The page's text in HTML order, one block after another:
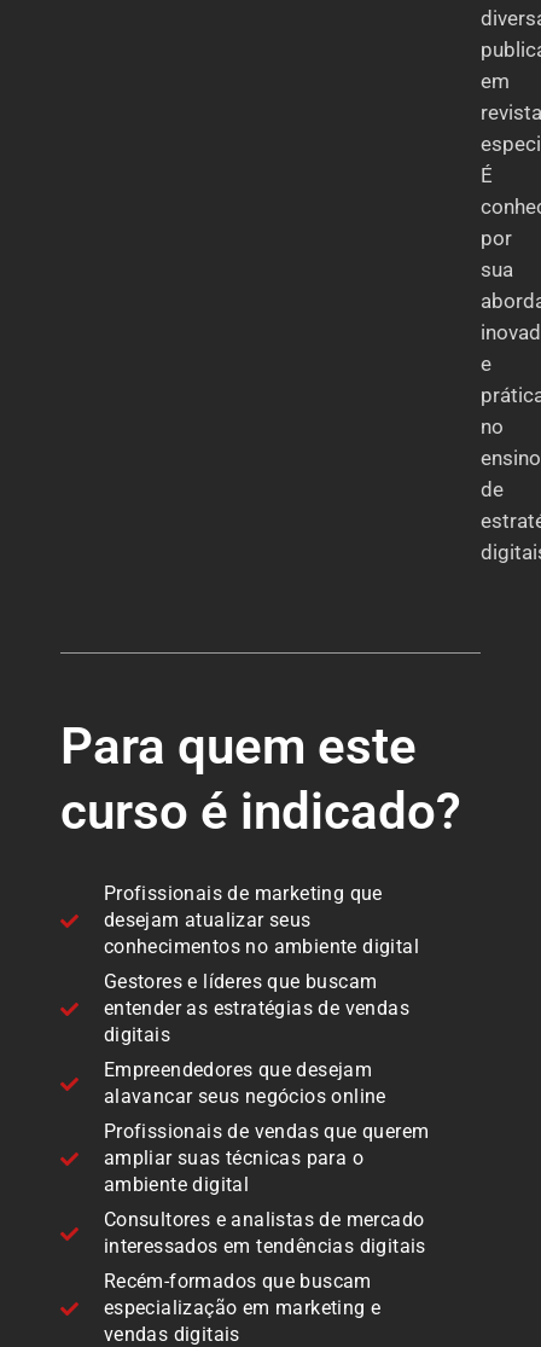
em
É
por
sua
e
no
ensino
de
Para quem este
curso é indicado?
Profissionais de marketing que
desejam atualizar seus
conhecimentos no ambiente digital
Gestores e líderes que buscam
entender as estratégias de vendas
digitais
Empreendedores que desejam
alavancar seus negócios online
Profissionais de vendas que querem
ampliar suas técnicas para o
ambiente digital
Consultores e analistas de mercado
interessados em tendências digitais
Recém-formados que buscam
especialização em marketing e
vendas digitais